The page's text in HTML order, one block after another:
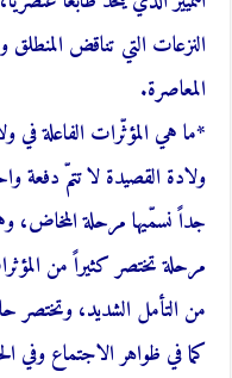
النزعات التي تناقض المنطلق
المعاصرة.
*ما هي المؤثّرات الفاعلة في
ولادة القصيدة لا تتمّ دفعة
جداً نسمّيها مرحلة المخاض،
مرحلة تختصر كثيراً من
من التأمل الشديد، وتختصر
كما في ظواهر الاجتماع وفي